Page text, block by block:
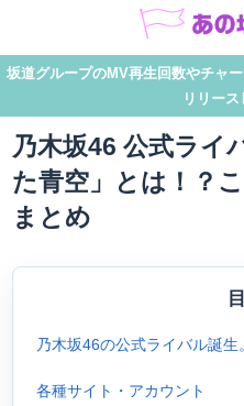
坂道グループのMV再生回数やチャ
リリース
乃木坂46 公式ライ
た青空」とは！？
まとめ
乃木坂46の公式ライバル誕
各種サイト・アカウント